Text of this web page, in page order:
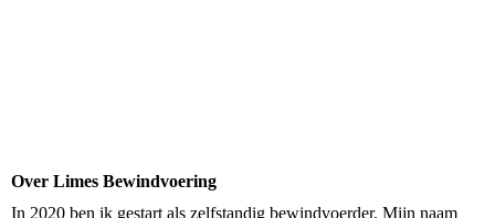
Over Limes Bewindvoering
In 2020 ben ik gestart als zelfstandig bewindvoerder. Mijn naam